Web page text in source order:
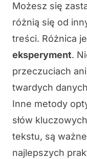
Możesz się
różnią się od
treści. Różnica
eksperyment.
przeczuciach
twardych
Inne metody
słów
tekstu, są
najlepszych